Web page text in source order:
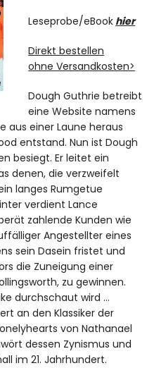
Leseprobe/eBook hier
Direkt bestellen
ohne Versandkosten>
Dough Guthrie betreibt
eine Website namens
aus einer Laune heraus
entstand. Nun ist Dough
besiegt. Er leitet ein
denen, die verzweifelt
langes Rumgetue
verdient Lance
zahlende Kunden wie
Angestellter eines
sein Dasein fristet und
die Zuneigung einer
zu gewinnen.
durchschaut wird …
an den Klassiker der
von Nathanael
dessen Zynismus und
im 21. Jahrhundert.